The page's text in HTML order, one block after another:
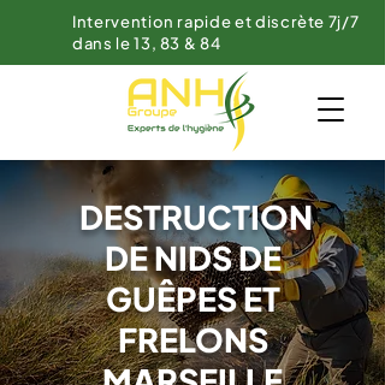
Intervention rapide et discrète 7j/7
dans le 13, 83 & 84
DESTRUCTION
DE NIDS DE
GUÊPES ET
FRELONS